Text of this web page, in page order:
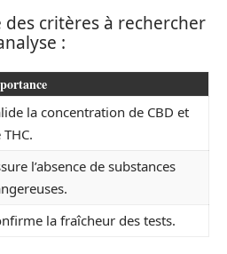
critères à rechercher
:
la concentration de CBD et
l’absence de substances
la fraîcheur des tests.